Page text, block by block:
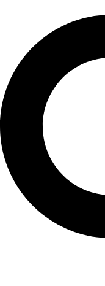
содержимому